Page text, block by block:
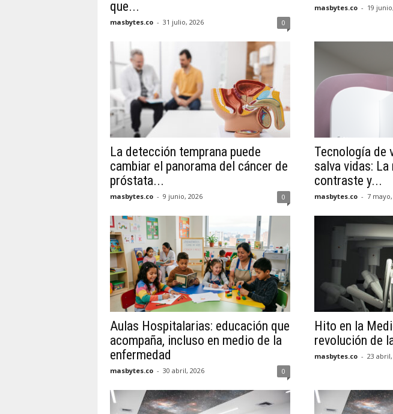
que...
masbytes.co - 31 julio, 2026 0
masbytes.co - 19
La detección temprana puede
cambiar el panorama del cáncer de
próstata...
masbytes.co - 9 junio, 2026 0
Tecnología de
salva vidas:
contraste y...
masbytes.co - 7 mayo,
Aulas Hospitalarias: educación que
acompaña, incluso en medio de la
enfermedad
masbytes.co - 30 abril, 2026 0
Hito en la
revolución de
masbytes.co - 23 abril,